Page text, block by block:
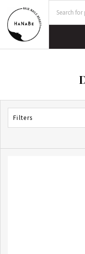
HUIS
Filters